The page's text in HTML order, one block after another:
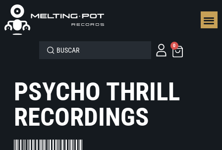
0
PSYCHO THRILL
RECORDINGS